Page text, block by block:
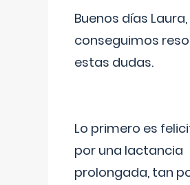
Buenos días
conseguimos
estas dudas.
Lo primero es
por una lactancia
prolongada, tan